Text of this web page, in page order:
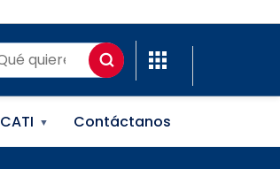
CATI ▼ Contáctanos